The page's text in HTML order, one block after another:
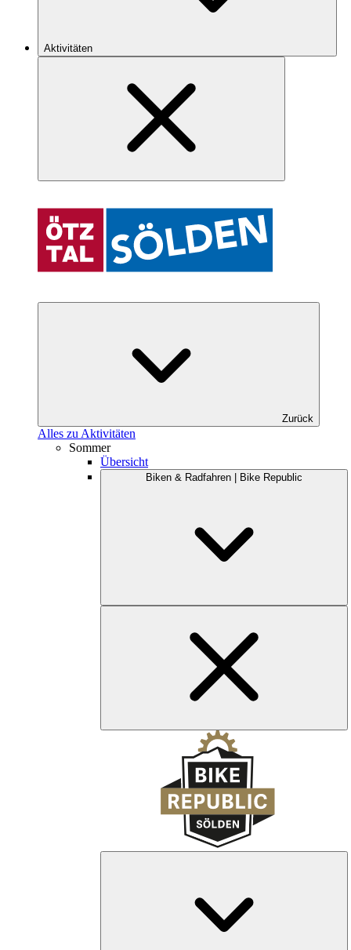
Aktivitäten
Zurück
Alles zu Aktivitäten
Sommer
Übersicht
Biken & Radfahren | Bike Republic